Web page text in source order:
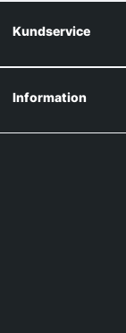
Kundservice
Information